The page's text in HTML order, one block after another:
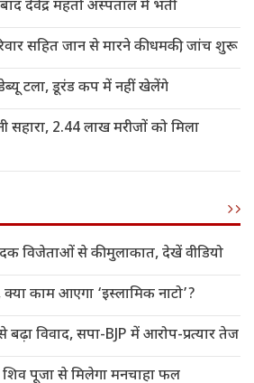
देवेंद्र महतो अस्पताल में भर्ती
सहित जान से मारने की धमकी, जांच शुरू
टला, डूरंड कप में नहीं खेलेंगे
सहारा, 2.44 लाख मरीजों को मिला
विजेताओं से की मुलाकात, देखें वीडियो
काम आएगा ‘इस्लामिक नाटो’?
बढ़ा विवाद, सपा-BJP में आरोप-प्रत्यार तेज
शिव पूजा से मिलेगा मनचाहा फल